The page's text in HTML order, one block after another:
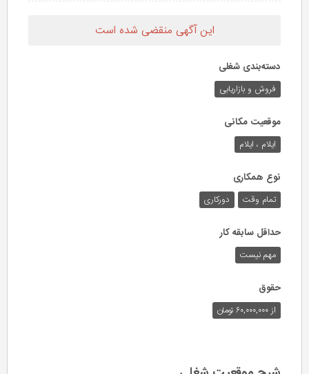
این آگهی منقضی شده است
دسته‌بندی شغلی
فروش و بازاریابی
موقعیت مکانی
ایلام ، ایلام
نوع همکاری
تمام وقت دورکاری
حداقل سابقه کار
مهم نیست
حقوق
از ۶۰,۰۰۰,۰۰۰ تومان